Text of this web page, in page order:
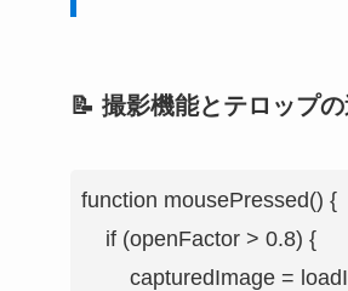
📝 撮影機能とテロップ
function mousePressed() {
    if (openFactor > 0.8) {
capturedImage =